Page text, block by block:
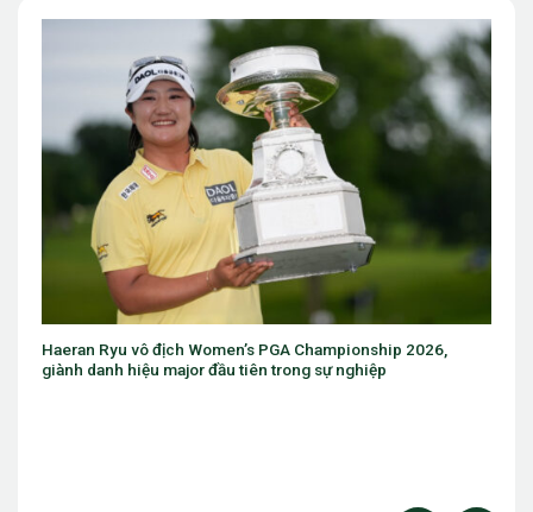
PGA Championship 2026,
đầu tiên trong sự nghiệp
Eugenio Chacarra thắng
The Open